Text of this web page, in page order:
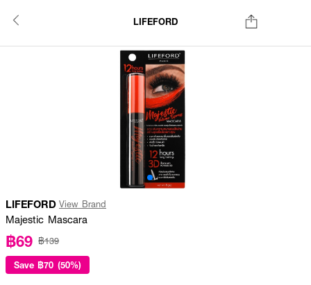
LIFEFORD
LIFEFORD View Brand
Majestic Mascara
฿69 ฿139
Save ฿70 (50%)